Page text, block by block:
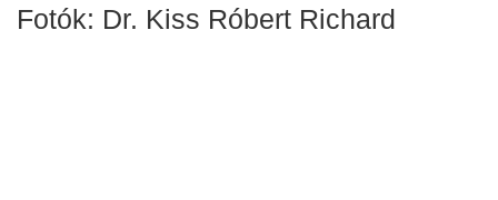
Fotók: Dr. Kiss Róbert Richard